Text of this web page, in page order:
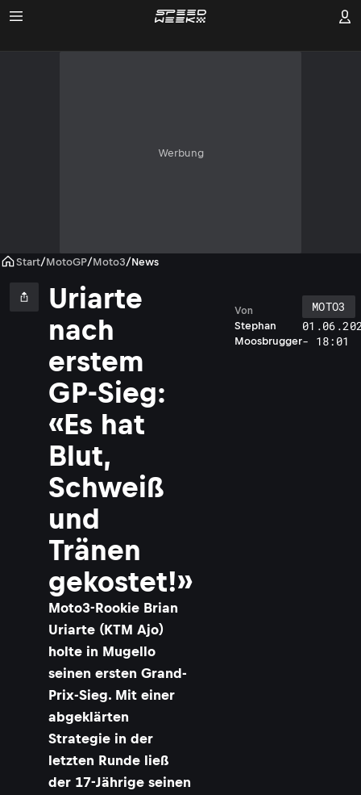
Werbung
Start/MotoGP/Moto3/News
Uriarte
nach
erstem
GP-Sieg:
«Es hat
Blut,
Schweiß
und
Tränen
gekostet!»
Moto3-Rookie Brian
Uriarte (KTM Ajo)
holte in Mugello
seinen ersten Grand-
Prix-Sieg. Mit einer
abgeklärten
Strategie in der
letzten Runde ließ
der 17-Jährige seinen
Stephan
Moosbrugger
Von
MOTO3
- 18:01